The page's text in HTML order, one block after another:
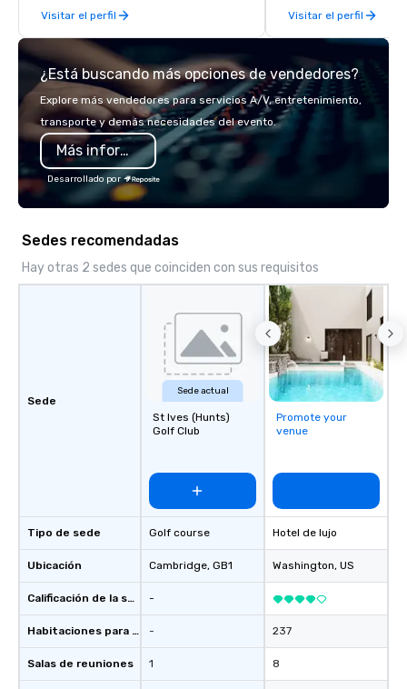
Visitar el perfil
information, or send
we will create an
Visitar el perfil
¿Está buscando más opciones de vendedores?
Explore más vendedores para servicios A/V, entretenimiento,
transporte y demás necesidades del evento.
Más información
Desarrollado por
Sedes recomendadas
Hay otras 2 sedes que coinciden con sus requisitos
Sede
Tipo de sede
Ubicación
Calificación de la sede
Habitaciones para huéspedes
Salas de reuniones
Sede actual
St Ives (Hunts)
Golf Club
Golf course
Cambridge, GB1
-
-
1
Promote your
venue
Hotel de lujo
Washington, US
237
8